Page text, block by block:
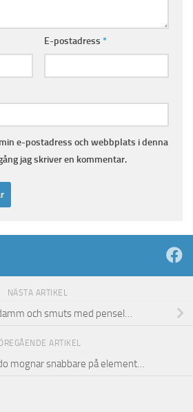
E-postadress *
e-postadress och webbplats i denna
jag skriver en kommentar.
NÄSTA ARTIKEL
och smuts med pensel…
ARTIKEL
mognar snabbare på element…